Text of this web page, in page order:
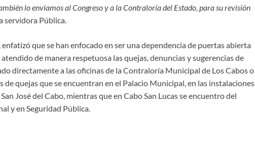
lo enviamos al Congreso y a la Contraloría del Estado, para su revisión
servidora Pública.
que se han enfocado en ser una dependencia de puertas abierta
de manera respetuosa las quejas, denuncias y sugerencias de
directamente a las oficinas de la Contraloría Municipal de Los Cabos o
de quejas que se encuentran en el Palacio Municipal, en las instalaciones
José del Cabo, mientras que en Cabo San Lucas se encuentro del
y en Seguridad Pública.